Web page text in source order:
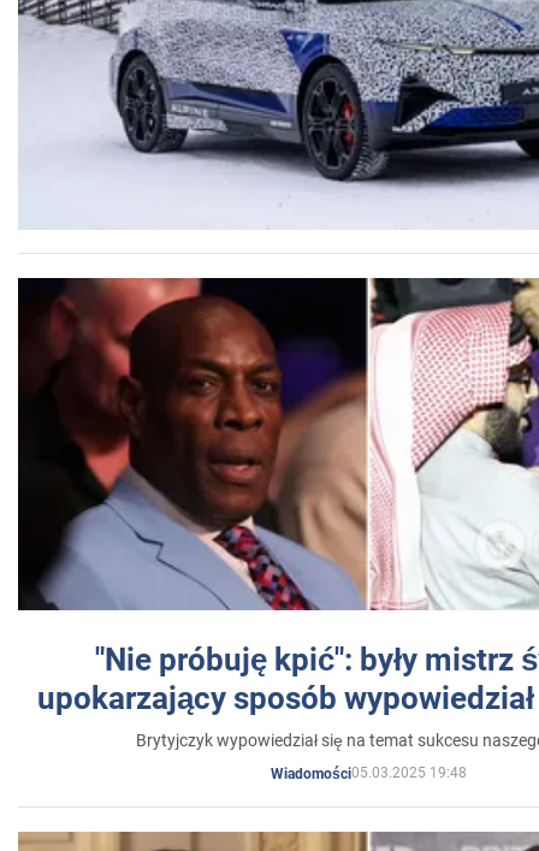
"Nie próbuję kpić": były mistrz
upokarzający sposób
Brytyjczyk wypowiedział się na temat sukcesu
Wiadomości05.03.2025 19:48